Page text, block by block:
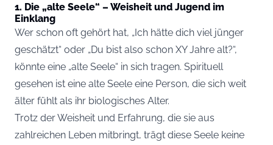
1. Die „alte Seele“ – Weisheit und Jugend im
Einklang
Wer schon oft gehört hat, „Ich hätte dich viel jünger
geschätzt“ oder „Du bist also schon XY Jahre alt?“,
könnte eine „alte Seele“ in sich tragen. Spirituell
gesehen ist eine alte Seele eine Person, die sich weit
älter fühlt als ihr biologisches Alter.
Trotz der Weisheit und Erfahrung, die sie aus
zahlreichen Leben mitbringt, trägt diese Seele keine